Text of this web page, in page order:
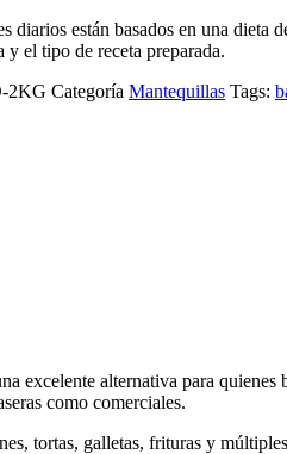
diarios están basados en una
el tipo de receta preparada.
2KG Categoría Mantequillas Tags:
excelente alternativa para
como comerciales.
tortas, galletas, frituras y